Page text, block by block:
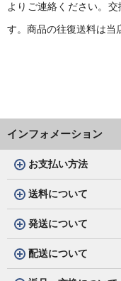
よりご連絡ください。
す。商品の往復送料は当
インフォメーション
お支払い方法
送料について
発送について
配送について